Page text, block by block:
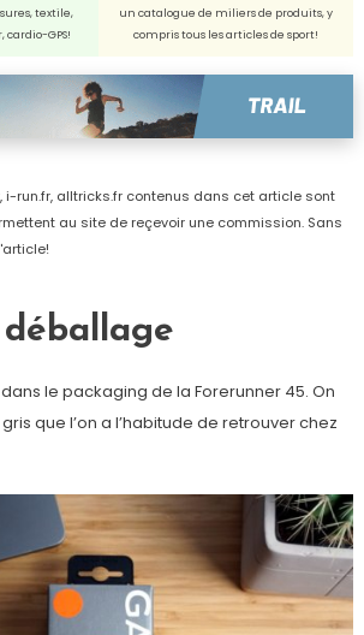
textile,
GPS!
un catalogue de miliers de produits, y
compris tous les articles de sport!
i-run.fr, alltricks.fr contenus dans cet article sont
au site de reçevoir une commission. Sans
le packaging de la Forerunner 45. On
que l’on a l’habitude de retrouver chez